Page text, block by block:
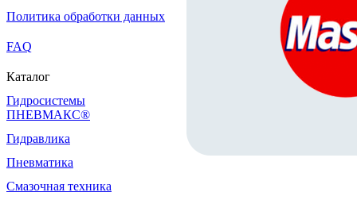
Политика обработки данных
FAQ
Каталог
Гидросистемы
ПНЕВМАКС®
Гидравлика
Пневматика
Смазочная техника